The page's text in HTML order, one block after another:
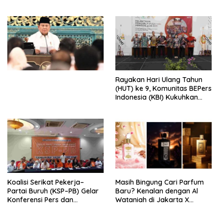
Penjajahan (Pergolakan
Ekonomi Politik Indonesia) &
Simposium Nasional “Urgensi
Undang-Undang
Perekonomian Nasional dan
Kesejahteraan Sosial dalam
Rayakan Hari Ulang Tahun
(HUT) ke 9, Komunitas BEPers
Indonesia (KBI) Kukuhkan
Tema: “Penguatan dan
Pengembangan Organisasi
KBI yang Berbasis Riset di
seluruh Indonesia dan
Mancanegara”.
Koalisi Serikat Pekerja–
Partai Buruh (KSP–PB) Gelar
Konferensi Pers dan
Masih Bingung Cari Parfum
Baru? Kenalan dengan Al
Wataniah di Jakarta X